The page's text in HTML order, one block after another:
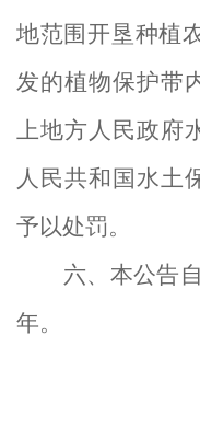
地范围开垦种植
发的植物保护带
上地方人民政府
人民共和国水土
予以处罚。
六、本公告
年。